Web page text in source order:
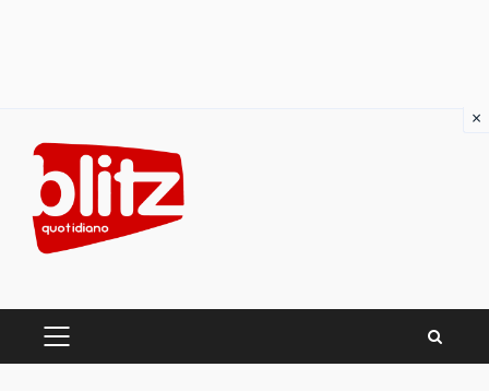
content
PRIMARY
×